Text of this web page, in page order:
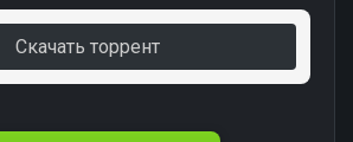
Скачать торрент